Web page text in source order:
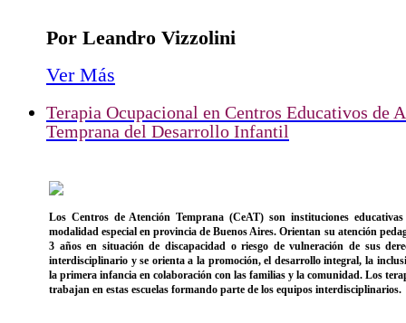
Por Leandro Vizzolini
Ver Más
Terapia Ocupacional en Centros Educativos de
Temprana del Desarrollo Infantil
Los Centros de Atención Temprana (CeAT) son instituciones educativas
modalidad especial en provincia de Buenos Aires. Orientan su atención
3 años en situación de discapacidad o riesgo de vulneración de sus
interdisciplinario y se orienta a la promoción, el desarrollo integral, la
la primera infancia en colaboración con las familias y la comunidad. Los
trabajan en estas escuelas formando parte de los equipos interdisciplinarios.